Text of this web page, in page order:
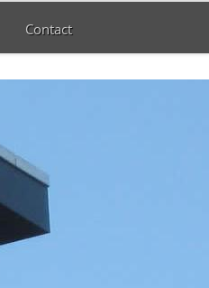
Contact